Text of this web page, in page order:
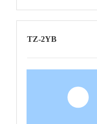
TZ-2YB